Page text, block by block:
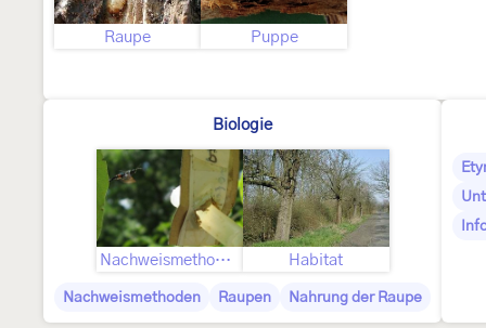
Raupe Puppe
Biologie
Nachweismethoden Falter Habitat
Nachweismethoden Raupen Nahrung der Raupe